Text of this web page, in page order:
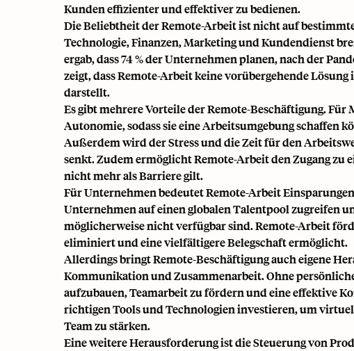
Kunden effizienter und effektiver zu bedienen.
Die Beliebtheit der Remote-Arbeit ist nicht auf
Technologie, Finanzen, Marketing und Kundendienst
ergab, dass 74 % der Unternehmen planen, nach der
zeigt, dass Remote-Arbeit keine vorübergehende
darstellt.
Es gibt mehrere Vorteile der Remote-Beschäftigung.
Autonomie, sodass sie eine Arbeitsumgebung
Außerdem wird der Stress und die Zeit für den
senkt. Zudem ermöglicht Remote-Arbeit den Zugang zu
nicht mehr als Barriere gilt.
Für Unternehmen bedeutet Remote-Arbeit
Unternehmen auf einen globalen Talentpool zugreifen
möglicherweise nicht verfügbar sind. Remote-Arbeit
eliminiert und eine vielfältigere Belegschaft ermöglicht.
Allerdings bringt Remote-Beschäftigung auch eigene
Kommunikation und Zusammenarbeit. Ohne
aufzubauen, Teamarbeit zu fördern und eine effektive
richtigen Tools und Technologien investieren, um
Team zu stärken.
Eine weitere Herausforderung ist die Steuerung von